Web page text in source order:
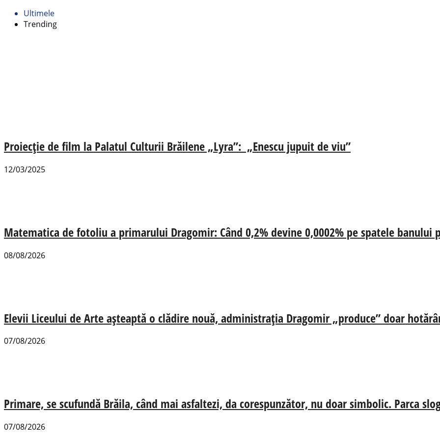
Ultimele
Trending
Proiecție de film la Palatul Culturii Brăilene „Lyra”: „Enescu jupuit de viu”
12/03/2025
Matematica de fotoliu a primarului Dragomir: Când 0,2% devine 0,0002% pe spatele banului
08/08/2026
Elevii Liceului de Arte așteaptă o clădire nouă, administrația Dragomir „produce” doar
07/08/2026
Primare, se scufundă Brăila, când mai asfaltezi, da corespunzător, nu doar simbolic. Parca
07/08/2026